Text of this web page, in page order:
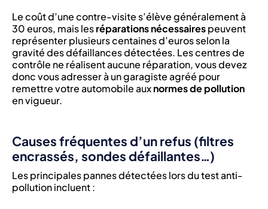
Le coût d’une contre-visite s’élève généralement à
30 euros, mais lesréparations nécessairespeuvent
représenter plusieurs centaines d’euros selon la
gravité des défaillances détectées. Les centres de
contrôle ne réalisent aucune réparation, vous devez
donc vous adresser à un garagiste agréé pour
remettre votre automobile auxnormes de pollution
en vigueur.
Causes fréquentes d’un refus (filtres
encrassés, sondes défaillantes…)
Les principales pannes détectées lors du test anti-
pollution incluent :